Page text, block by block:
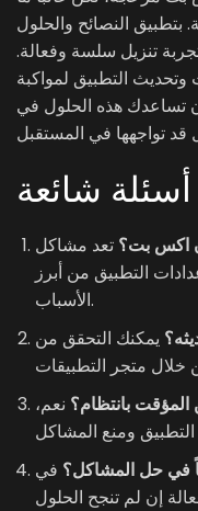
النصائح والحلول
تنزيل سلسة وفعالة.
وتحديث التطبيق لمواكبة
تساعدك هذه الحلول في
أسئلة شائعة
اكس بت؟ تعد مشاكل
التطبيق من أبرز
الأسباب.
يمكنك التحقق من
بانتظام؟ نعم،
في حل المشاكل؟ في
إن لم تنجح الحلول